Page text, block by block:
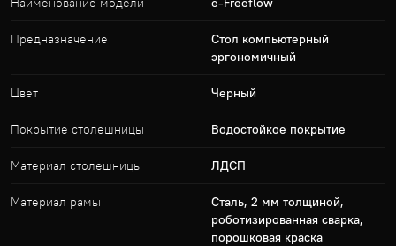
Предназначение
Стол компьютерный
эргономичный
Цвет Черный
Покрытие столешницы Водостойкое покрытие
Материал столешницы ЛДСП
Материал рамы
Сталь, 2 мм толщиной,
роботизированная сварка,
порошковая краска